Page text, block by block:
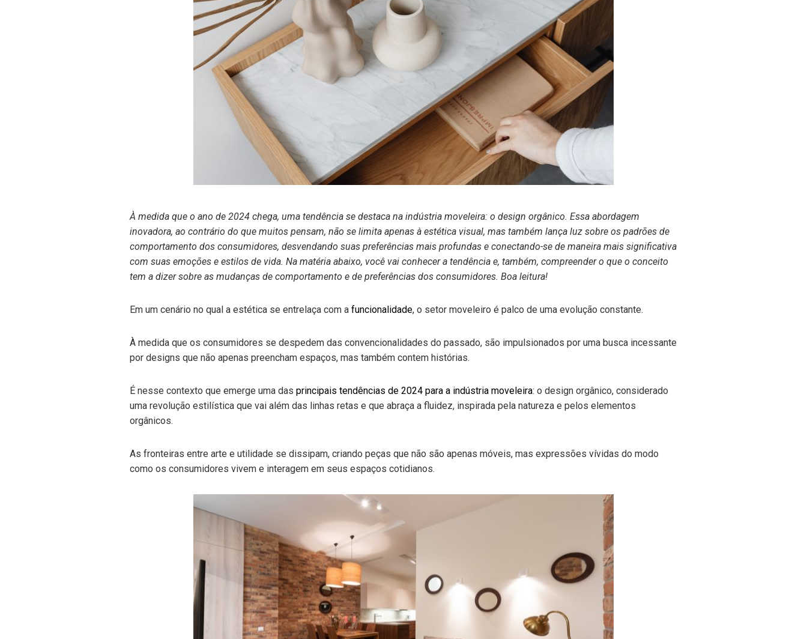
À medida que o ano de 2024 chega, uma tendência se destaca na indústria moveleira: o design orgânico. Essa abordagem
inovadora, ao contrário do que muitos pensam, não se limita apenas à estética visual, mas também lança luz sobre os padrões de
comportamento dos consumidores, desvendando suas preferências mais profundas e conectando-se de maneira mais significativa
com suas emoções e estilos de vida. Na matéria abaixo, você vai conhecer a tendência e, também, compreender o que o conceito
tem a dizer sobre as mudanças de comportamento e de preferências dos consumidores. Boa leitura!
Em um cenário no qual a estética se entrelaça com a funcionalidade, o setor moveleiro é palco de uma evolução constante.
À medida que os consumidores se despedem das convencionalidades do passado, são impulsionados por uma busca incessante
por designs que não apenas preencham espaços, mas também contem histórias.
É nesse contexto que emerge uma das principais tendências de 2024 para a indústria moveleira: o design orgânico, considerado
uma revolução estilística que vai além das linhas retas e que abraça a fluidez, inspirada pela natureza e pelos elementos
orgânicos.
As fronteiras entre arte e utilidade se dissipam, criando peças que não são apenas móveis, mas expressões vívidas do modo
como os consumidores vivem e interagem em seus espaços cotidianos.